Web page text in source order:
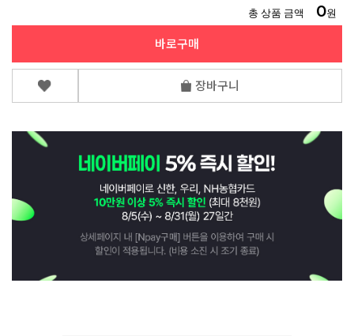
총 상품 금액 0원
바로구매
장바구니